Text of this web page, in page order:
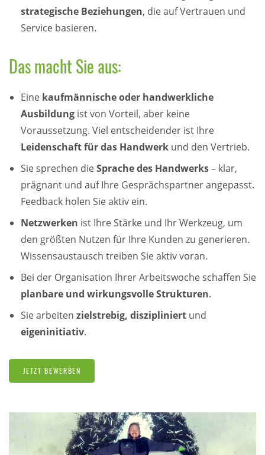
strategische Beziehungen, die auf Vertrauen und
Service basieren.
Das macht Sie aus:
Eine kaufmännische oder handwerkliche
Ausbildung ist von Vorteil, aber keine
Voraussetzung. Viel entscheidender ist Ihre
Leidenschaft für das Handwerk und den Vertrieb.
Sie sprechen dieSprache des Handwerks– klar,
prägnant und auf Ihre Gesprächspartner angepasst.
Feedback holen Sie aktiv ein.
Netzwerken ist Ihre Stärke und Ihr Werkzeug, um
den größten Nutzen für Ihre Kunden zu generieren.
Wissensaustausch treiben Sie aktiv voran.
Bei der Organisation Ihrer Arbeitswoche schaffen Sie
planbare und wirkungsvolle Strukturen.
Sie arbeiten zielstrebig, diszipliniert und
eigeninitiativ.
JETZT BEWERBEN